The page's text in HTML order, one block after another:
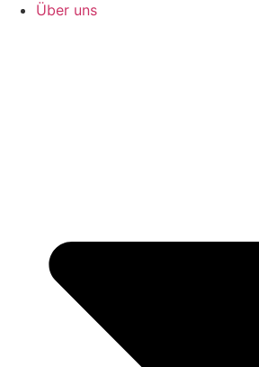
Über uns